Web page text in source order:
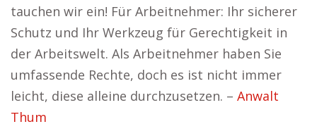
tauchen wir ein! Für Arbeitnehmer: Ihr sicherer
Schutz und Ihr Werkzeug für Gerechtigkeit in
der Arbeitswelt. Als Arbeitnehmer haben Sie
umfassende Rechte, doch es ist nicht immer
leicht, diese alleine durchzusetzen. – Anwalt
Thum